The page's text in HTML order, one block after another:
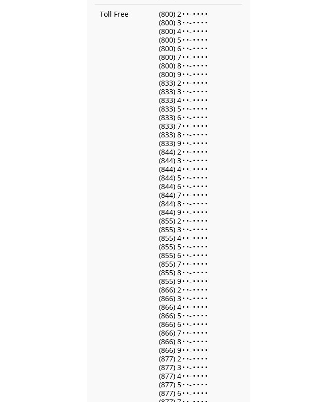
Toll Free
(800) 2• •- • • • •
(800) 3• •- • • • •
(800) 4• •- • • • •
(800) 5• •- • • • •
(800) 6• •- • • • •
(800) 7• •- • • • •
(800) 8• •- • • • •
(800) 9• •- • • • •
(833) 2• •- • • • •
(833) 3• •- • • • •
(833) 4• •- • • • •
(833) 5• •- • • • •
(833) 6• •- • • • •
(833) 7• •- • • • •
(833) 8• •- • • • •
(833) 9• •- • • • •
(844) 2• •- • • • •
(844) 3• •- • • • •
(844) 4• •- • • • •
(844) 5• •- • • • •
(844) 6• •- • • • •
(844) 7• •- • • • •
(844) 8• •- • • • •
(844) 9• •- • • • •
(855) 2• •- • • • •
(855) 3• •- • • • •
(855) 4• •- • • • •
(855) 5• •- • • • •
(855) 6• •- • • • •
(855) 7• •- • • • •
(855) 8• •- • • • •
(855) 9• •- • • • •
(866) 2• •- • • • •
(866) 3• •- • • • •
(866) 4• •- • • • •
(866) 5• •- • • • •
(866) 6• •- • • • •
(866) 7• •- • • • •
(866) 8• •- • • • •
(866) 9• •- • • • •
(877) 2• •- • • • •
(877) 3• •- • • • •
(877) 4• •- • • • •
(877) 5• •- • • • •
(877) 6• •- • • • •